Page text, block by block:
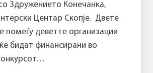
Здружението Конечанка,
Центар Скопје. Двете
помеѓу деветте организации
бидат финансирани во